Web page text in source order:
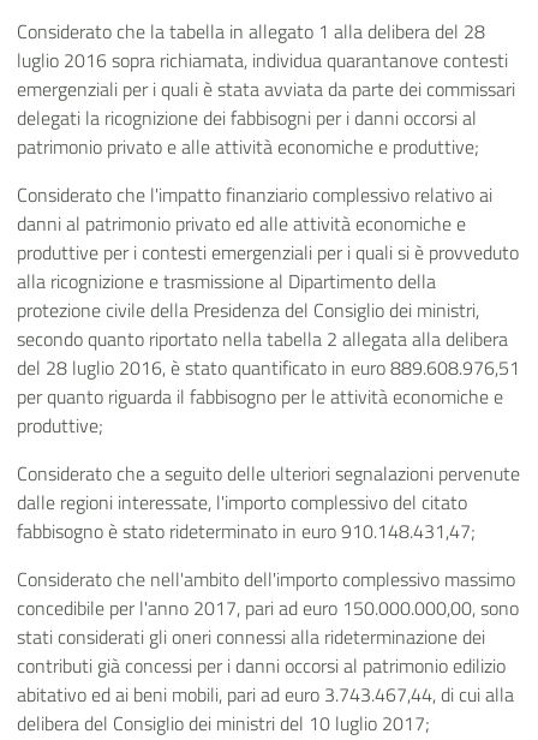
Considerato che la tabella in allegato 1 alla delibera del 28
luglio 2016 sopra richiamata, individua quarantanove contesti
emergenziali per i quali è stata avviata da parte dei commissari
delegati la ricognizione dei fabbisogni per i danni occorsi al
patrimonio privato e alle attività economiche e produttive;
Considerato che l'impatto finanziario complessivo relativo ai
danni al patrimonio privato ed alle attività economiche e
produttive per i contesti emergenziali per i quali si è provveduto
alla ricognizione e trasmissione al Dipartimento della
protezione civile della Presidenza del Consiglio dei ministri,
secondo quanto riportato nella tabella 2 allegata alla delibera
del 28 luglio 2016, è stato quantificato in euro 889.608.976,51
per quanto riguarda il fabbisogno per le attività economiche e
produttive;
Considerato che a seguito delle ulteriori segnalazioni pervenute
dalle regioni interessate, l'importo complessivo del citato
fabbisogno è stato rideterminato in euro 910.148.431,47;
Considerato che nell'ambito dell'importo complessivo massimo
concedibile per l'anno 2017, pari ad euro 150.000.000,00, sono
stati considerati gli oneri connessi alla rideterminazione dei
contributi già concessi per i danni occorsi al patrimonio edilizio
abitativo ed ai beni mobili, pari ad euro 3.743.467,44, di cui alla
delibera del Consiglio dei ministri del 10 luglio 2017;